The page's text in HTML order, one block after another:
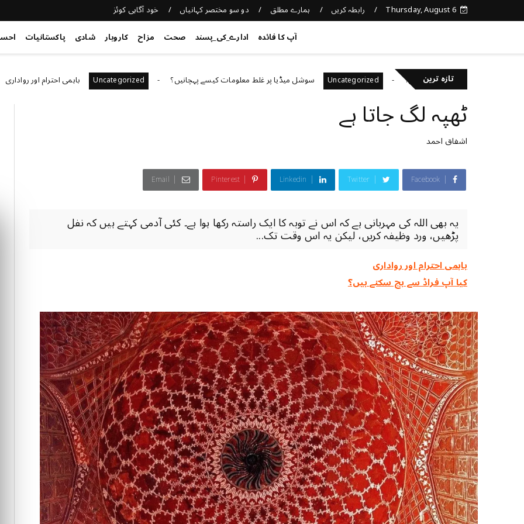
Thursday, August 6 رابطہ کریں ہمارے مطلق دو سو مختصر کہانیاں خود آگاہی کوئز
آپ کا فائدہ ادارے_کی_پسند صحت مزاح کاروبار شادی پاکستانیات
تازہ ترین
صحت کا خیال رکھتے ہیں؟ Uncategorized سوشل میڈیا پر غلط معلومات کیسے پہچانیں؟ Uncategorized باہمی احترام اور رواداری
ٹھپہ لگ جاتا ہے
اشفاق احمد
Facebook
Twitter
Linkedin
Pinterest
Email
یہ بھی اللہ کی مہربانی ہے کہ اس نے توبہ کا ایک راستہ رکھا ہوا ہے۔ کئی آدمی کہتے ہیں کہ نفل
پڑھیں، ورد وظیفہ کریں، لیکن یہ اس وقت تک...
باہمی احترام اور رواداری
کیا آپ فراڈ سے بچ سکتے ہیں؟